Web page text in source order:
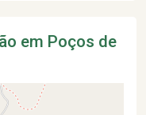
em Poços de